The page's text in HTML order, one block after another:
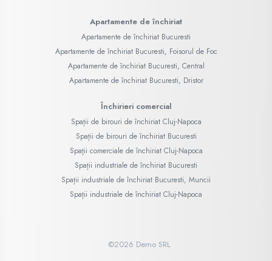
Apartamente de închiriat
Apartamente de închiriat Bucuresti
Apartamente de închiriat Bucuresti, Foisorul de Foc
Apartamente de închiriat Bucuresti, Central
Apartamente de închiriat Bucuresti, Dristor
Închirieri comercial
Spații de birouri de închiriat Cluj-Napoca
Spații de birouri de închiriat Bucuresti
Spații comerciale de închiriat Cluj-Napoca
Spații industriale de închiriat Bucuresti
Spații industriale de închiriat Bucuresti, Muncii
Spații industriale de închiriat Cluj-Napoca
©2026 Demo SRL